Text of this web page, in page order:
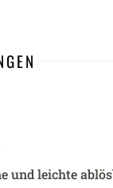
und leichte